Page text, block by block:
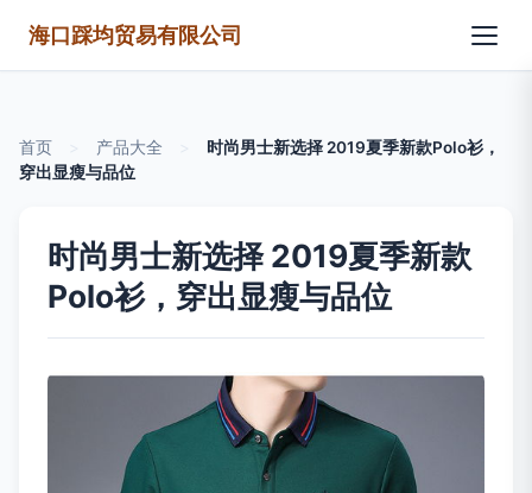
海口踩均贸易有限公司
首页 产品大全
时尚男士新选择 2019夏季新款Polo衫，
穿出显瘦与品位
时尚男士新选择 2019夏季新款
Polo衫，穿出显瘦与品位